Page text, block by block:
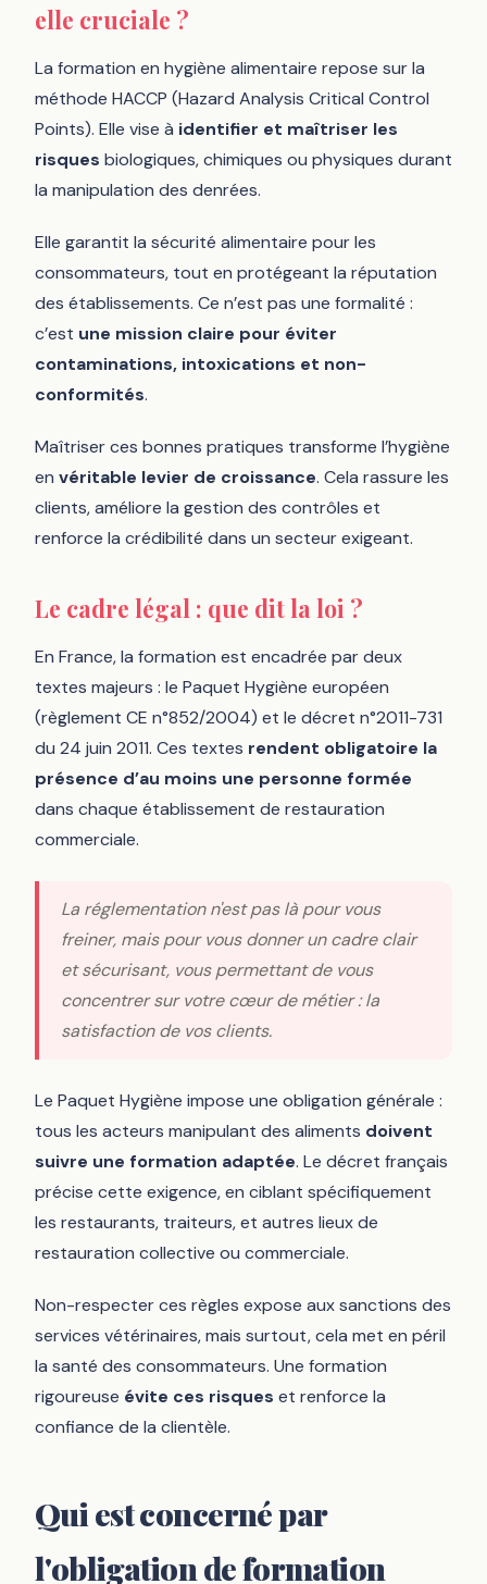
elle cruciale ?
La formation en hygiène alimentaire repose sur la
méthode HACCP (Hazard Analysis Critical Control
Points). Elle vise à identifier et maîtriser les
risques biologiques, chimiques ou physiques durant
la manipulation des denrées.
Elle garantit la sécurité alimentaire pour les
consommateurs, tout en protégeant la réputation
des établissements. Ce n’est pas une formalité :
c’est une mission claire pour éviter
contaminations, intoxications et non-
conformités.
Maîtriser ces bonnes pratiques transforme l’hygiène
en véritable levier de croissance. Cela rassure les
clients, améliore la gestion des contrôles et
renforce la crédibilité dans un secteur exigeant.
Le cadre légal : que dit la loi ?
En France, la formation est encadrée par deux
textes majeurs : le Paquet Hygiène européen
(règlement CE n°852/2004) et le décret n°2011-731
du 24 juin 2011. Ces textes rendent obligatoire la
présence d’au moins une personne formée
dans chaque établissement de restauration
commerciale.
La réglementation n'est pas là pour vous
freiner, mais pour vous donner un cadre clair
et sécurisant, vous permettant de vous
concentrer sur votre cœur de métier : la
satisfaction de vos clients.
Le Paquet Hygiène impose une obligation générale :
tous les acteurs manipulant des aliments doivent
suivre une formation adaptée. Le décret français
précise cette exigence, en ciblant spécifiquement
les restaurants, traiteurs, et autres lieux de
restauration collective ou commerciale.
Non-respecter ces règles expose aux sanctions des
services vétérinaires, mais surtout, cela met en péril
la santé des consommateurs. Une formation
rigoureuse évite ces risques et renforce la
confiance de la clientèle.
Qui est concerné par
l'obligation de formation